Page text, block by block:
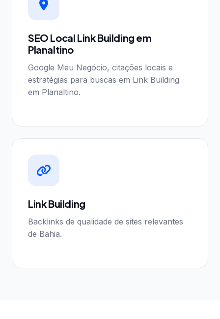
SEO Local Link Building em
Planaltino
Google Meu Negócio, citações locais e
estratégias para buscas em Link Building
em Planaltino.
Link Building
Backlinks de qualidade de sites relevantes
de Bahia.